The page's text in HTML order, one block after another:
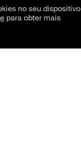
no seu dispositivo
para obter mais